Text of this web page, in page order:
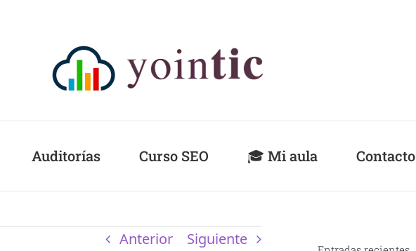
Auditorías Curso SEO 🎓 Mi aula Contacto
Anterior Siguiente